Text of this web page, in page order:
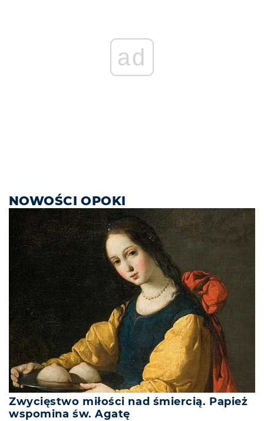
ad
NOWOŚCI OPOKI
Zwycięstwo miłości nad śmiercią. Papież
wspomina św. Agatę